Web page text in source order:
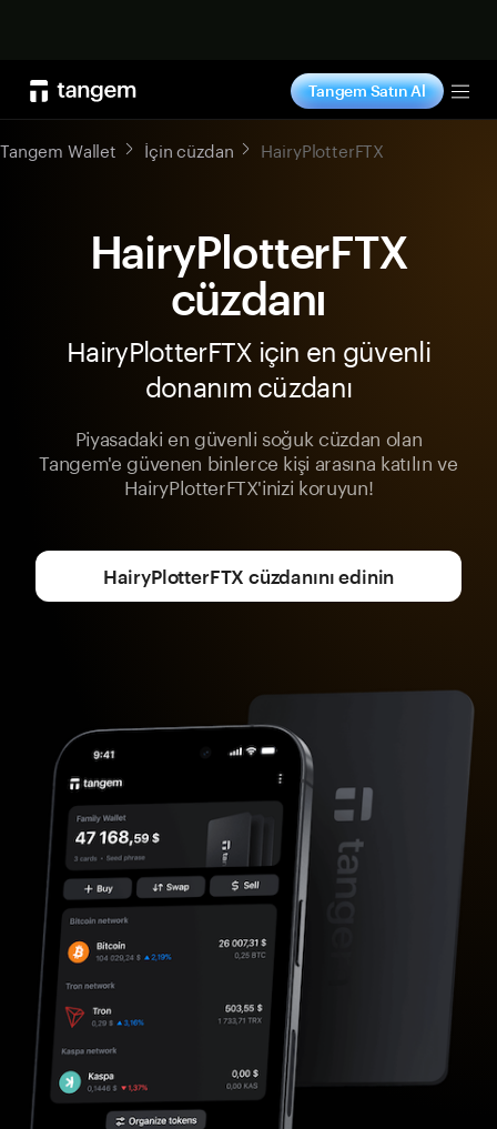
Tangem Satın Al
Tangem Wallet İçin cüzdan HairyPlotterFTX
HairyPlotterFTX
cüzdanı
HairyPlotterFTX için en güvenli
donanım cüzdanı
Piyasadaki en güvenli soğuk cüzdan olan
Tangem'e güvenen binlerce kişi arasına katılın ve
HairyPlotterFTX'inizi koruyun!
HairyPlotterFTX cüzdanını edinin